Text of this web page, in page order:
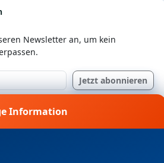
Newsletter an, um kein
Angaben laut
zweckgebunden verarbeitet
Information